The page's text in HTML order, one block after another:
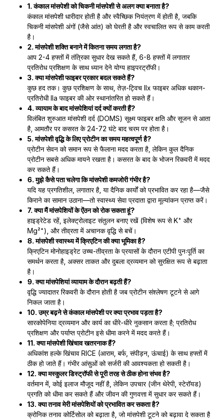
1. कंकाल मांसपेशी को चिकनी मांसपेशी से अलग क्या बनाता है?
कंकाल मांसपेशी धारीदार होती है और स्वैच्छिक नियंत्रण में होती है, जबकि
चिकनी मांसपेशी अंगों (जैसे आंत) को घेरती है और स्वचालित रूप से काम करती
है।
2. मांसपेशी शक्ति बनाने में कितना समय लगता है?
आप 2-4 हफ्तों में तंत्रिका सुधार देख सकते हैं, 6-8 हफ्तों में लगातार
प्रतिरोध प्रशिक्षण के साथ ध्यान देने योग्य हाइपरट्रॉफी।
3. क्या मांसपेशी फाइबर प्रकार बदल सकते हैं?
कुछ हद तक। कुछ प्रशिक्षण के साथ, तेज़-ट्विच IIx फाइबर अधिक थकान-
प्रतिरोधी IIa फाइबर की ओर स्थानांतरित हो सकते हैं।
4. व्यायाम के बाद मांसपेशियां दर्द क्यों करती हैं?
विलंबित शुरुआत मांसपेशी दर्द (DOMS) सूक्ष्म फाइबर क्षति और सूजन से आता
है, आमतौर पर कसरत के 24-72 घंटे बाद चरम पर होता है।
5. मांसपेशी वृद्धि के लिए प्रोटीन का समय महत्वपूर्ण है?
प्रोटीन सेवन को समान रूप से फैलाना मदद करता है, लेकिन कुल दैनिक
प्रोटीन सबसे अधिक मायने रखता है। कसरत के बाद के भोजन रिकवरी में मदद
कर सकते हैं।
6. मुझे कैसे पता चलेगा कि मांसपेशी कमजोरी गंभीर है?
यदि यह प्रगतिशील, लगातार है, या दैनिक कार्यों को प्रभावित कर रहा है—जैसे
किराने का सामान उठाना—तो स्वास्थ्य सेवा प्रदाता द्वारा मूल्यांकन प्राप्त करें।
7. क्या मैं मांसपेशियों के ऐंठन को रोक सकता हूं?
हाइड्रेटेड रहें, इलेक्ट्रोलाइट संतुलन बनाए रखें (विशेष रूप से K⁺ और
Mg²⁺), और तीव्रता में अचानक वृद्धि से बचें।
8. मांसपेशी स्वास्थ्य में क्रिएटिन की क्या भूमिका है?
क्रिएटिन मोनोहाइड्रेट उच्च-तीव्रता के प्रयासों के दौरान एटीपी पुनःपूर्ति का
समर्थन करता है, अक्सर ताकत और दुबला द्रव्यमान को सुरक्षित रूप से बढ़ाता
है।
9. क्या मांसपेशियां व्यायाम के दौरान बढ़ती हैं?
वृद्धि ज्यादातर रिकवरी के दौरान होती है जब प्रोटीन संश्लेषण टूटने से आगे
निकल जाता है।
10. उम्र बढ़ने से कंकाल मांसपेशी पर क्या प्रभाव पड़ता है?
सारकोपेनिया द्रव्यमान और कार्य का धीरे-धीरे नुकसान करता है; प्रतिरोध
प्रशिक्षण और पर्याप्त प्रोटीन इसे धीमा करने में मदद करते हैं।
11. क्या मांसपेशी खिंचाव खतरनाक हैं?
अधिकांश हल्के खिंचाव RICE (आराम, बर्फ, संपीड़न, ऊंचाई) के साथ हफ्तों में
ठीक हो जाते हैं। गंभीर आंसुओं को सर्जरी की आवश्यकता हो सकती है।
12. क्या मस्कुलर डिस्ट्रॉफी से पूरी तरह से ठीक होना संभव है?
वर्तमान में, कोई इलाज मौजूद नहीं है, लेकिन उपचार (जीन थेरेपी, स्टेरॉयड)
प्रगति को धीमा कर सकते हैं और जीवन की गुणवत्ता में सुधार कर सकते हैं।
13. क्या तनाव मेरी मांसपेशियों को प्रभावित कर सकता है?
क्रोनिक तनाव कोर्टिसोल को बढ़ाता है, जो मांसपेशी टूटने को बढ़ावा दे सकता है